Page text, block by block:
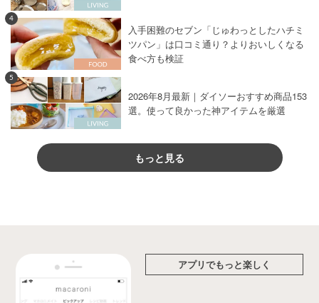
4
入手困難のセブン「じゅわっとしたハチミ
ツパン」は口コミ通り？よりおいしくなる
食べ方も検証
5
2026年8月最新｜ダイソーおすすめ商品153
選。使って良かった神アイテムを厳選
もっと見る
アプリでもっと楽しく